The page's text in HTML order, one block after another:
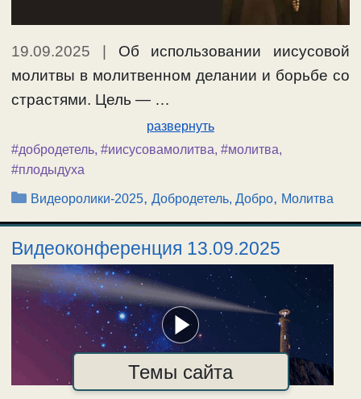
19.09.2025
Об использовании иисусовой
молитвы в молитвенном делании и борьбе со
страстями. Цель — …
развернуть
#добродетель, #иисусовамолитва, #молитва,
#плодыдуха
Рубрики
Видеоролики-2025,Добродетель, Добро, Молитва
Видеоконференция 13.09.2025
Темы сайта